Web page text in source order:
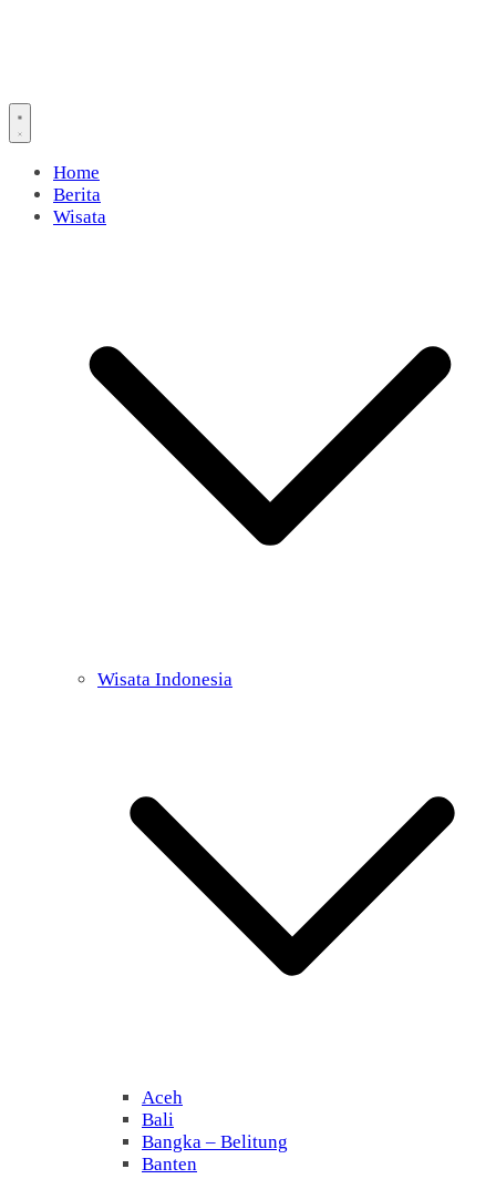
Home
Berita
Wisata
Wisata Indonesia
Aceh
Bali
Bangka – Belitung
Banten